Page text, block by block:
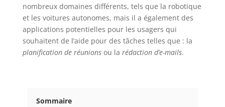
nombreux domaines différents, tels que la robotique
et les voitures autonomes, mais il a également des
applications potentielles pour les usagers qui
souhaitent de l’aide pour des tâches telles que : la
planification de réunionsou la rédaction d’e-mails.
Sommaire